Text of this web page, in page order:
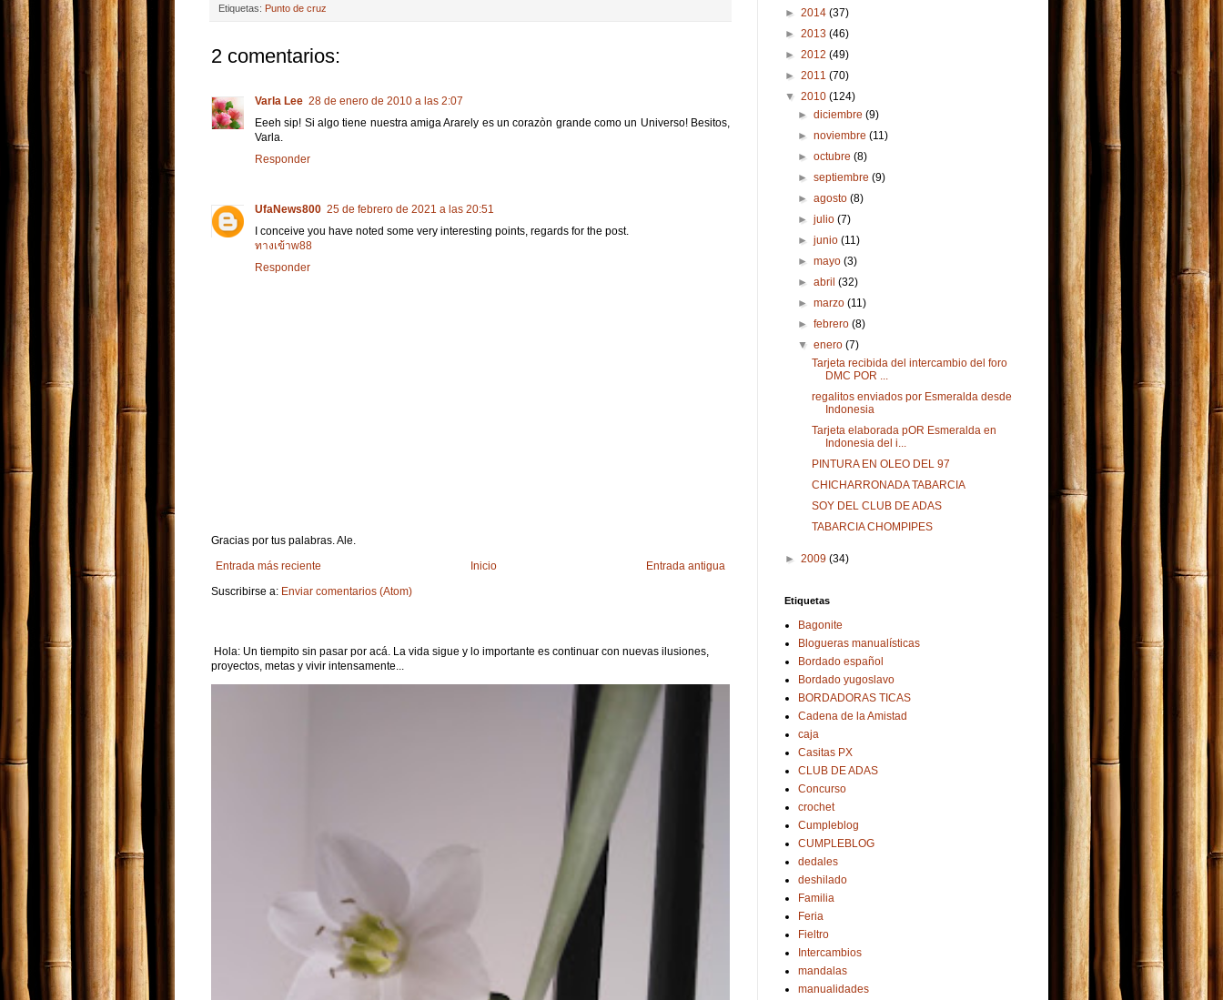
Etiquetas: Punto de cruz
2 comentarios:
Varla Lee 28 de enero de 2010 a las 2:07
Eeeh sip! Si algo tiene nuestra amiga Ararely es un corazòn grande como un Universo! Besitos,
Varla.
Responder
UfaNews800 25 de febrero de 2021 a las 20:51
I conceive you have noted some very interesting points, regards for the post.
ทางเข้าw88
Responder
Gracias por tus palabras. Ale.
Entrada más reciente
Entrada antigua
Inicio
Suscribirse a: Enviar comentarios (Atom)
Hola: Un tiempito sin pasar por acá. La vida sigue y lo importante es continuar con nuevas ilusiones,
proyectos, metas y vivir intensamente...
► 2014 (37)
► 2013 (46)
► 2012 (49)
► 2011 (70)
▼ 2010 (124)
►diciembre(9)
►noviembre(11)
►octubre(8)
►septiembre(9)
►agosto(8)
►julio(7)
►junio(11)
►mayo(3)
►abril(32)
►marzo(11)
►febrero(8)
▼enero(7)
Tarjeta recibida del intercambio del foro
DMC POR ...
regalitos enviados por Esmeralda desde
Indonesia
Tarjeta elaborada pOR Esmeralda en
Indonesia del i...
PINTURA EN OLEO DEL 97
CHICHARRONADA TABARCIA
SOY DEL CLUB DE ADAS
TABARCIA CHOMPIPES
► 2009 (34)
Etiquetas
Bagonite
Blogueras manualísticas
Bordado español
Bordado yugoslavo
BORDADORAS TICAS
Cadena de la Amistad
caja
Casitas PX
CLUB DE ADAS
Concurso
crochet
Cumpleblog
CUMPLEBLOG
dedales
deshilado
Familia
Feria
Fieltro
Intercambios
mandalas
manualidades